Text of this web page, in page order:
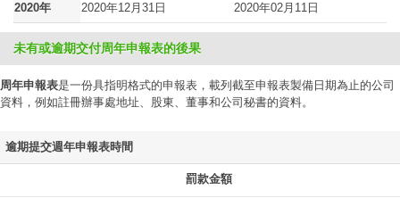
2020年 2020年12月31日 2020年02月11日
未有或逾期交付周年申報表的後果
周年申報表是一份具指明格式的申報表，載列截至申報表製備日期為止的公司
資料，例如註冊辦事處地址、股東、董事和公司秘書的資料。
逾期提交週年申報表時間
罰款金額